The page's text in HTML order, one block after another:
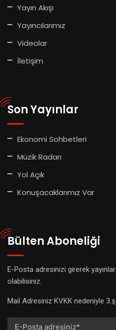
Yayın Akışı
Yayıncılarımız
Videolar
İletişim
Son Yayınlar
Ekonomi Sohbetleri
Müzik Radarı
Yol Açık
Konuşacaklarımız Var
Bülten Aboneliği
E-Posta adresinizi girerek
olabilisiniz.
Mail Adresiniz KVKK nedeniyle